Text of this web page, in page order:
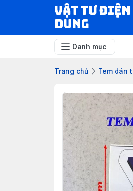
VẬT TƯ
DUNG
Danh mục
Trang chủ Tem dán